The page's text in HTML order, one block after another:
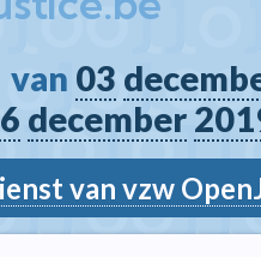
van 03
december
van vzw